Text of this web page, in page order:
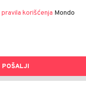
pravila korišćenja Mondo
POŠALJI